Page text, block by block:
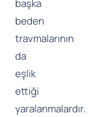
başka
beden
travmalarının
da
eşlik
ettiği
yaralanmalardır.